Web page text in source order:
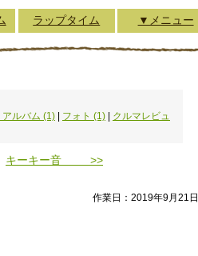
ラップタイム ▼メニュー
アルバム (1) フォト (1)
クルマレビュ
キーキー音 >>
作業日：2019年9月21日